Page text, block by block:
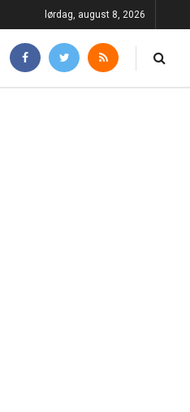
lørdag, august 8, 2026